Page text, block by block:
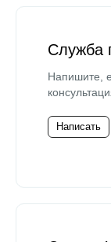
Служба
Напишите,
Написать